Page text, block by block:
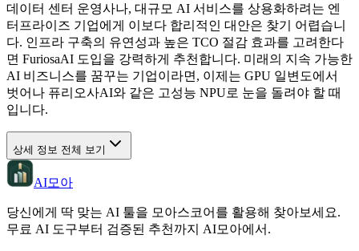
데이터 센터 운영사나, 대규모 AI 서비스를 상용화하려는 엔
터프라이즈 기업에게 이보다 합리적인 대안은 찾기 어렵습니
다. 인프라 구축의 유연성과 높은 TCO 절감 효과를 고려한다
면 FuriosaAI 도입을 강력하게 추천합니다. 미래의 지속 가능한
AI 비즈니스를 꿈꾸는 기업이라면, 이제는 GPU 일변도에서
벗어나 퓨리오사AI와 같은 고성능 NPU로 눈을 돌려야 할 때
입니다.
상세 정보 전체 보기
AI모아
당신에게 딱 맞는 AI 툴을 모아스코어를 활용해 찾아보세요.
무료 AI 도구부터 검증된 추천까지 AI모아에서.